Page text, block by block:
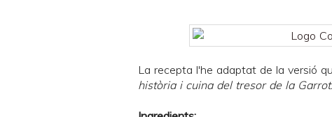
La recepta l'he adaptat de la versió
història i cuina del tresor de la